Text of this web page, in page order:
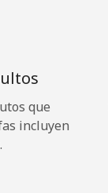
que
incluyen